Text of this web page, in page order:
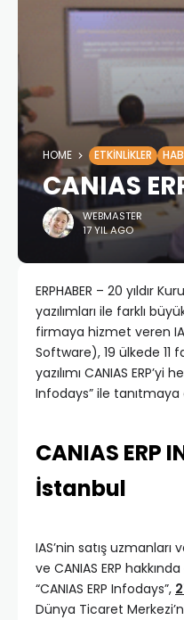
HOME ETKINLIKLER
CANIAS
WEBMASTER
17 YIL AGO
ERPHABER – 20 yıldır
yazılımları ile farklı
firmaya hizmet veren
Software), 19 ülkede 11
yazılımı CANIAS ERP’yi
Infodays” ile
CANIAS ERP
İstanbul
IAS’nin satış uzmanları
ve CANIAS ERP
“CANIAS ERP Infodays”,
Dünya Ticaret